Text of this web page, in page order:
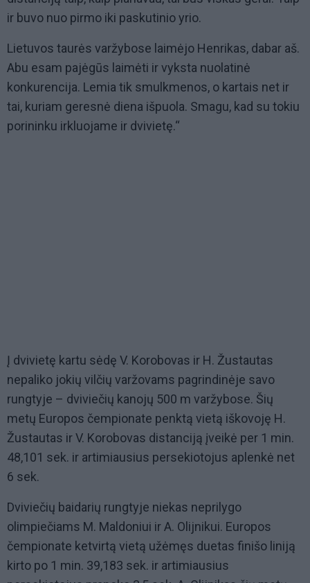
ir buvo nuo pirmo iki paskutinio yrio.
Lietuvos taurės varžybose laimėjo Henrikas, dabar aš.
Abu esam pajėgūs laimėti ir vyksta nuolatinė
konkurencija. Lemia tik smulkmenos, o kartais net ir
tai, kuriam geresnė diena išpuola. Smagu, kad su tokiu
porininku irkluojame ir dvivietę.“
Į dvivietę kartu sėdę V. Korobovas ir H. Žustautas
nepaliko jokių vilčių varžovams pagrindinėje savo
rungtyje – dviviečių kanojų 500 m varžybose. Šių
metų Europos čempionate penktą vietą iškovoję H.
Žustautas ir V. Korobovas distanciją įveikė per 1 min.
48,101 sek. ir artimiausius persekiotojus aplenkė net
6 sek.
Dviviečių baidarių rungtyje niekas neprilygo
olimpiečiams M. Maldoniui ir A. Olijnikui. Europos
čempionate ketvirtą vietą užėmęs duetas finišo liniją
kirto po 1 min. 39,183 sek. ir artimiausius